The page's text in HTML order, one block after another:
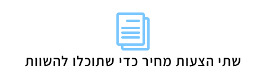
i
שתי הצעות מחיר כדי שתוכלו להשוות